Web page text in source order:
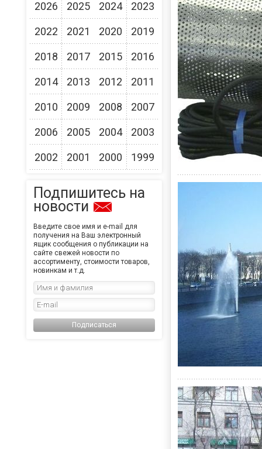
2026
2025 2024 2023
2022 2021 2020 2019
2018 2017 2015 2016
2014 2013 2012 2011
2010 2009 2008 2007
2006 2005 2004 2003
2002 2001 2000 1999
Подпишитесь на
новости
Введите свое имя и e-mail для
получения на Ваш электронный
ящик сообщения о публикации на
сайте свежей новости по
ассортименту, стоимости товаров,
новинкам и т.д.
Подписаться